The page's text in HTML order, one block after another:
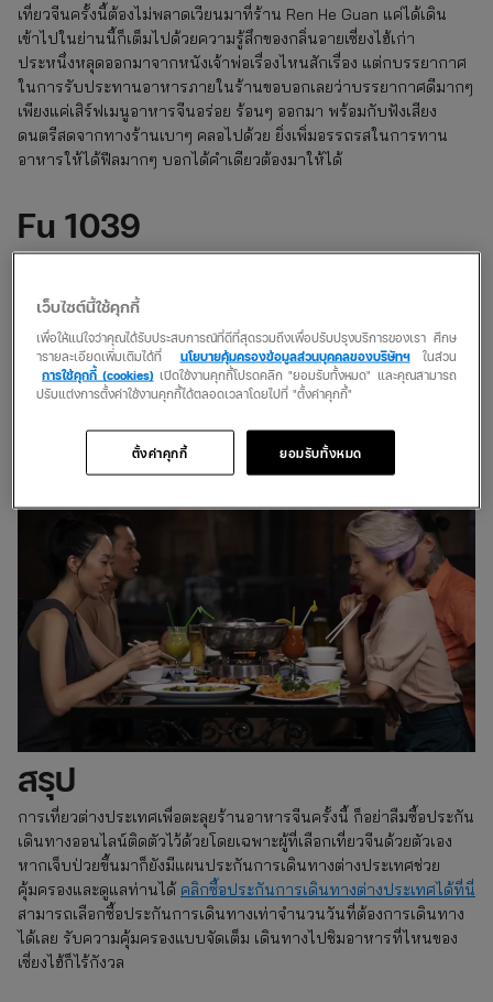
เที่ยวจีนครั้งนี้ต้องไม่พลาดเวียนมาที่ร้าน Ren He Guan แค่ได้เดิน
เข้าไปในย่านนี้ก็เต็มไปด้วยความรู้สึกของกลิ่นอายเซี่ยงไฮ้เก่า
ประหนึ่งหลุดออกมาจากหนังเจ้าพ่อเรื่องไหนสักเรื่อง แต่กบรรยากาศ
ในการรับประทานอาหารภายในร้านขอบอกเลยว่าบรรยากาศดีมากๆ
เพียงแค่เสิร์ฟเมนูอาหารจีนอร่อย ร้อนๆ ออกมา พร้อมกับฟังเสียง
ดนตรีสดจากทางร้านเบาๆ คลอไปด้วย ยิ่งเพิ่มอรรถรสในการทาน
อาหารให้ได้ฟีลมากๆ บอกได้คำเดียวต้องมาให้ได้
Fu 1039
ผสานกับบรรยากาศภายในร้านเข้ากับเมนูอาหารจีนอันจัดจ้าน จึง
ทำให้ทุกเมนูของเชฟชาวจีน ดูโดดเด่นมากยิ่งขึ้น ใครมาที่นี่ต้องลองสั่ง
เมนูปลาหมึกผัดขี้เมา ที่คัดสรรปลาหมึกสดใหม่มารังสรรค์เป็นเมนู
คลุกเคล้าผัดจนเข้าเนื้อ จนกลายมาเป็นเมนูแนะนำสุดเด็ดของที่นี่ที่ต้อง
สรุป
การเที่ยวต่างประเทศเพื่อตะลุยร้านอาหารจีนครั้งนี้ ก็อย่าลืมซื้อประกัน
เดินทางออนไลน์ติดตัวไว้ด้วยโดยเฉพาะผู้ที่เลือกเที่ยวจีนด้วยตัวเอง
หากเจ็บป่วยขึ้นมาก็ยังมีแผนประกันการเดินทางต่างประเทศช่วย
คุ้มครองและดูแลท่านได้ คลิกซื้อประกันการเดินทางต่างประเทศได้ที่นี่
สามารถเลือกซื้อประกันการเดินทางเท่าจำนวนวันที่ต้องการเดินทาง
ได้เลย รับความคุ้มครองแบบจัดเต็ม เดินทางไปชิมอาหารที่ไหนของ
เซี่ยงไฮ้ก็ไร้กังวล
เว็บไซต์นี้ใช้คุกกี้
เพื่อให้แน่ใจว่าคุณได้รับประสบการณ์ที่ดีที่สุดรวมถึงเพื่อปรับปรุงบริการของเรา ศึกษ
ารายละเอียดเพิ่มเติมได้ที่
นโยบายคุ้มครองข้อมูลส่วนบุคคลของบริษัทฯในส่วน
การใช้คุกกี้ (cookies) เปิดใช้งานคุกกี้โปรดคลิก "ยอมรับทั้งหมด" และคุณสามารถ
ปรับแต่งการตั้งค่าใช้งานคุกกี้ได้ตลอดเวลาโดยไปที่ "ตั้งค่าคุกกี้"
ยอมรับทั้งหมด
ตั้งค่าคุกกี้